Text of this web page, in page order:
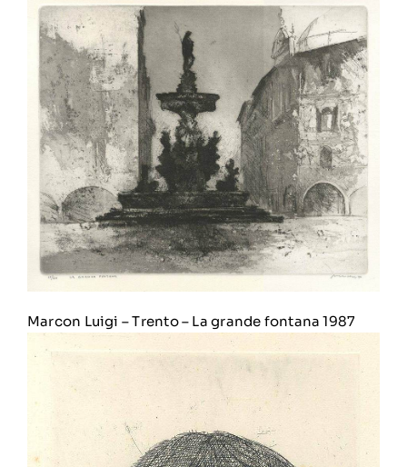
Marcon Luigi –Trento – La grande fontana 1987